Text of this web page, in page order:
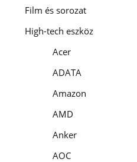
Film és sorozat
High-tech eszköz
Acer
ADATA
Amazon
AMD
Anker
AOC